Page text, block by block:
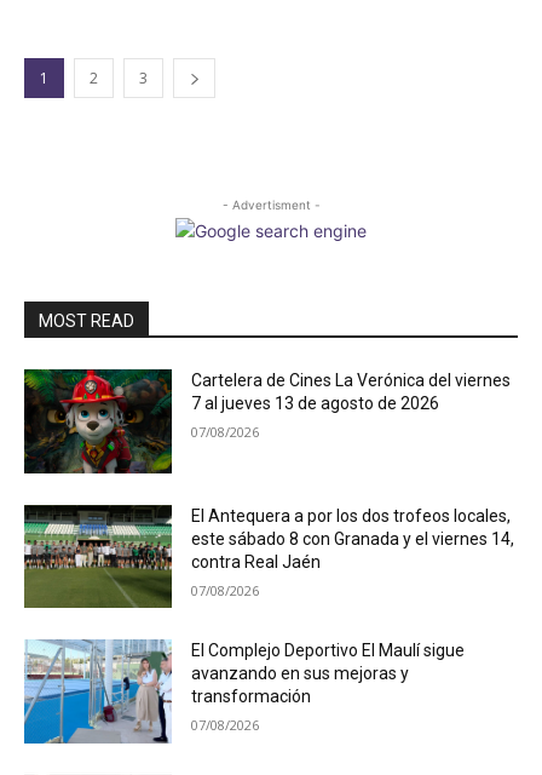
1 2 3
- Advertisment -
MOST READ
Cartelera de Cines La Verónica del viernes
7 al jueves 13 de agosto de 2026
07/08/2026
El Antequera a por los dos trofeos locales,
este sábado 8 con Granada y el viernes 14,
contra Real Jaén
07/08/2026
El Complejo Deportivo El Maulí sigue
avanzando en sus mejoras y
transformación
07/08/2026